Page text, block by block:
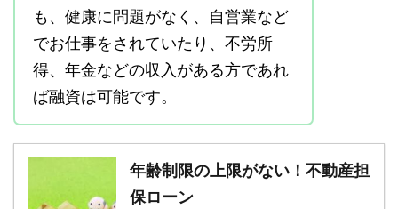
も、健康に問題がなく、自営業など
でお仕事をされていたり、不労所
得、年金などの収入がある方であれ
ば融資は可能です。
年齢制限の上限がない！不動産担
保ローン